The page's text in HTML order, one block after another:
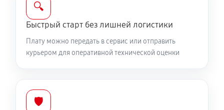
🔍
Быстрый старт без лишней логистики
Плату можно передать в сервис или отправить
курьером для оперативной технической оценки
🛡️